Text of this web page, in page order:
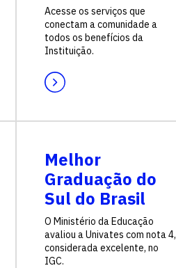
Acesse os serviços que
conectam a comunidade a
todos os benefícios da
Instituição.
Melhor
Graduação do
Sul do Brasil
O Ministério da Educação
avaliou a Univates com nota 4,
considerada excelente, no
IGC.